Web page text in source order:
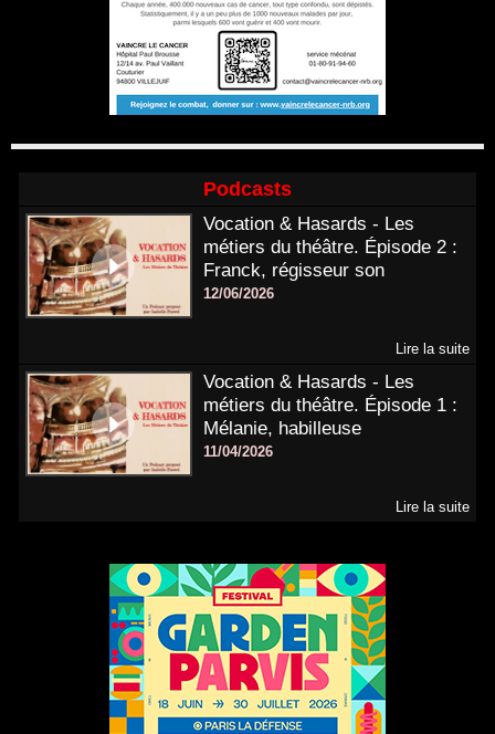
Podcasts
Vocation & Hasards - Les
métiers du théâtre. Épisode 2 :
Franck, régisseur son
12/06/2026
Lire la suite
Vocation & Hasards - Les
métiers du théâtre. Épisode 1 :
Mélanie, habilleuse
11/04/2026
Lire la suite